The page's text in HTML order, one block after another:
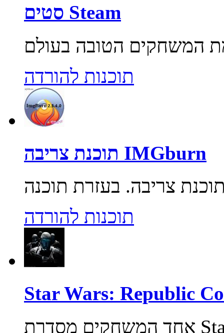
סטים Steam
תוכנות להורדה
תוכנת צריבה IMGburn
תוכנות להורדה